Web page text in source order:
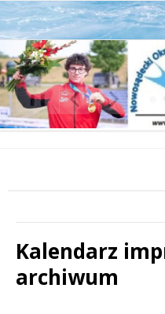
Poprzedni Element
Następny
❚❚
Kalendarz
archiwum